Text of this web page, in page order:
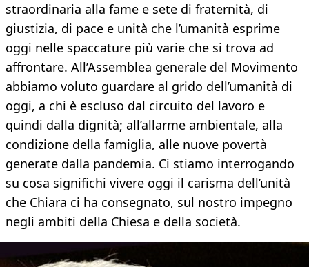
straordinaria alla fame e sete di fraternità, di
giustizia, di pace e unità che l’umanità esprime
oggi nelle spaccature più varie che si trova ad
affrontare. All’Assemblea generale del Movimento
abbiamo voluto guardare al grido dell’umanità di
oggi, a chi è escluso dal circuito del lavoro e
quindi dalla dignità; all’allarme ambientale, alla
condizione della famiglia, alle nuove povertà
generate dalla pandemia. Ci stiamo interrogando
su cosa significhi vivere oggi il carisma dell’unità
che Chiara ci ha consegnato, sul nostro impegno
negli ambiti della Chiesa e della società.